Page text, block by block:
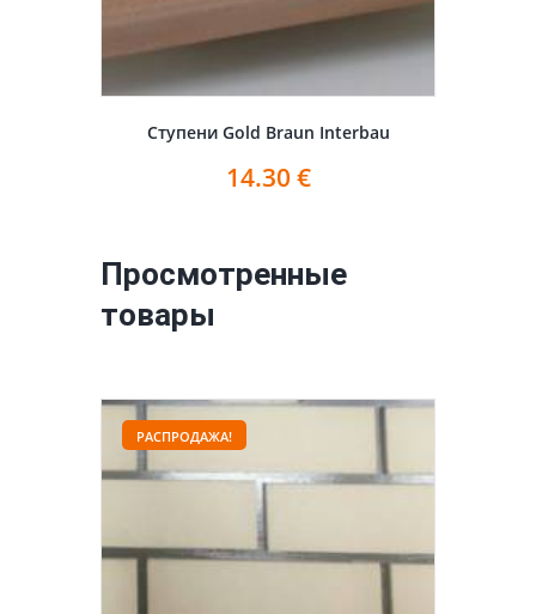
Ступени Gold Braun Interbau
14.30 €
Просмотренные
товары
РАСПРОДАЖА!